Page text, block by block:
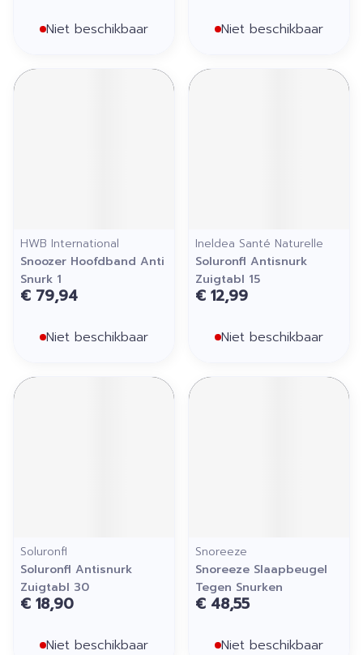
Niet beschikbaar Niet beschikbaar
HWB International
Snoozer Hoofdband Anti
Snurk 1
€ 79,94
Niet beschikbaar
Ineldea Santé Naturelle
Soluronfl Antisnurk
Zuigtabl 15
€ 12,99
Niet beschikbaar
Soluronfl
Soluronfl Antisnurk
Zuigtabl 30
€ 18,90
Niet beschikbaar
Snoreeze
Snoreeze Slaapbeugel
Tegen Snurken
€ 48,55
Niet beschikbaar